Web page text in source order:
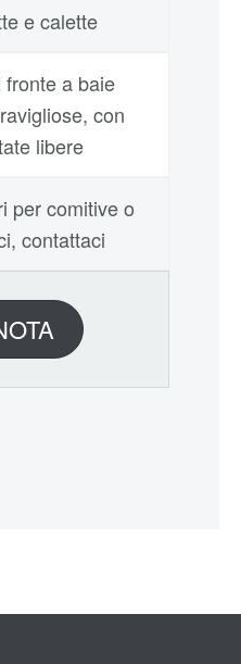
e calette
a baie
con
libere
per comitive o
contattaci